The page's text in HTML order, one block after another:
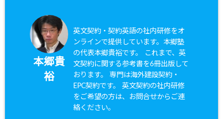
本郷貴
裕
英文契約・契約英語の社内研修をオ
ンラインで提供しています。本郷塾
の代表本郷貴裕です。 これまで、英
文契約に関する参考書を6冊出版して
おります。 専門は海外建設契約・
EPC契約です。 英文契約の社内研修
をご希望の方は、お問合せからご連
絡ください。